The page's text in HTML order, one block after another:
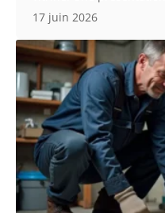
17 juin 2026